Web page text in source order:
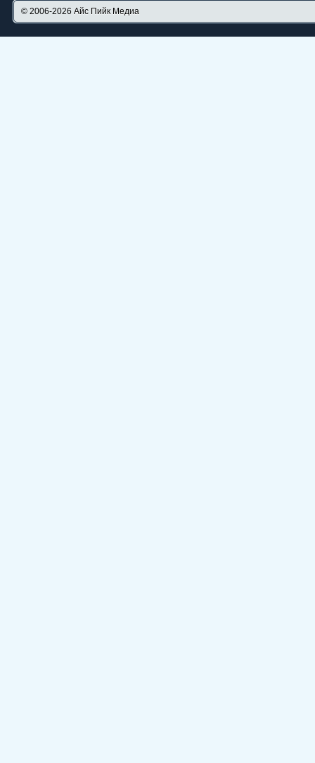
© 2006-2026 Айс Пийк Медиа